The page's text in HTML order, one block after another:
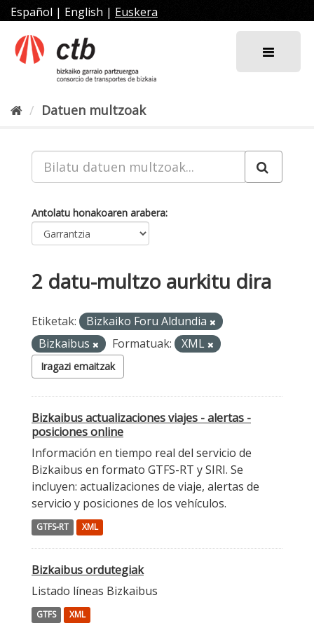
Joan
edukira
Español | English | Euskera
Datuen multzoak
Antolatu honakoaren arabera
2 datu-multzo aurkitu dira
Etiketak:
Bizkaiko Foru Aldundia
Bizkaibus
Formatuak: XML
Iragazi emaitzak
Bizkaibus actualizaciones viajes - alertas -
posiciones online
Información en tiempo real del servicio de
Bizkaibus en formato GTFS-RT y SIRI. Se
incluyen: actualizaciones de viaje, alertas de
servicio y posiciones de los vehículos.
GTFS-RT XML
Bizkaibus ordutegiak
Listado líneas Bizkaibus
GTFS XML